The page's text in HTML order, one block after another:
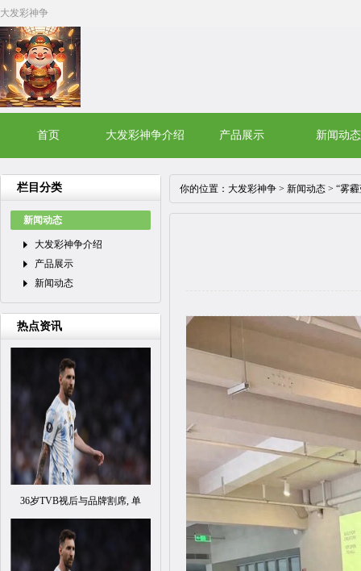
大发彩神争
首页 大发彩神争介绍 产品展示 新闻动态
栏目分类
新闻动态
大发彩神争介绍
产品展示
新闻动态
热点资讯
36岁TVB视后与品牌割席, 单
你的位置： 大发彩神争 > 新闻动态 > “雾